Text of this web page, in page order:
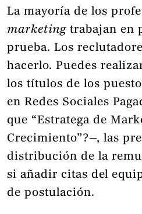
La mayoría de los
marketing trabajan en
prueba. Los
hacerlo. Puedes
los títulos de los
en Redes Sociales
que “Estratega de
Crecimiento”?—, las
distribución de la
si añadir citas del
de postulación.